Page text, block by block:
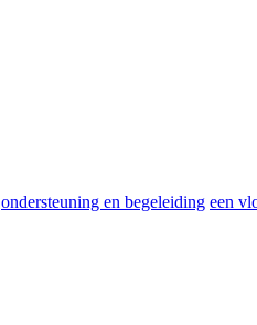
ondersteuning en begeleiding een